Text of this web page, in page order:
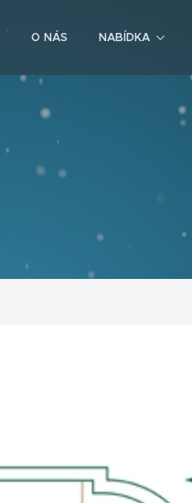
O NÁS NABÍDKA